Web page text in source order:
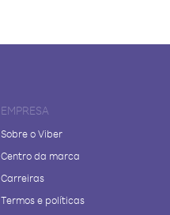
EMPRESA
Sobre o Viber
Centro da marca
Carreiras
Termos e políticas